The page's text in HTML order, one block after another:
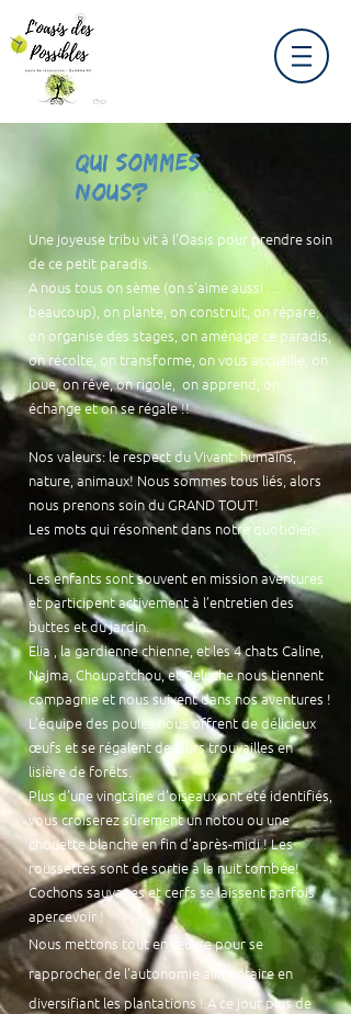
Qui sommes
nous?
Une joyeuse tribu vit à l’Oasis pour prendre soin
de ce petit paradis.
A nous tous on sème (on s’aime aussi …
beaucoup), on plante, on construit, on répare,
on organise des stages, on aménage ce paradis,
on récolte, on transforme, on vous accueille, on
joue, on rêve, on rigole, on apprend, on
échange et on se régale !!
Nos valeurs: le respect du Vivant: humains,
nature, animaux! Nous sommes tous liés, alors
nous prenons soin du GRAND TOUT!
Les mots qui résonnent dans notre quotidien:
Les enfants sont souvent en mission aventures
et participent activement à l’entretien des
buttes et du jardin.
Elia , la gardienne chienne, et les 4 chats Caline,
Najma, Choupatchou, et Peluche nous tiennent
compagnie et nous suivent dans nos aventures !
L’équipe des poules nous offrent de délicieux
œufs et se régalent de leurs trouvailles en
lisière de forêts.
Plus d’une vingtaine d’oiseaux ont été identifiés,
vous croiserez sûrement un notou ou une
chouette blanche en fin d’après-midi ! Les
roussettes sont de sortie à la nuit tombée!
Cochons sauvages et cerfs se laissent parfois
apercevoir !
Nous mettons tout en œuvre pour se
rapprocher de l’autonomie alimentaire en
diversifiant les plantations ! A ce jour plus de